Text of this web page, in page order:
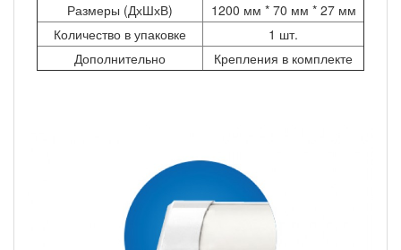
Размеры (ДхШхВ)
1200 мм * 70 мм * 27 мм
Количество в упаковке
1 шт.
Дополнительно
Крепления в комплекте